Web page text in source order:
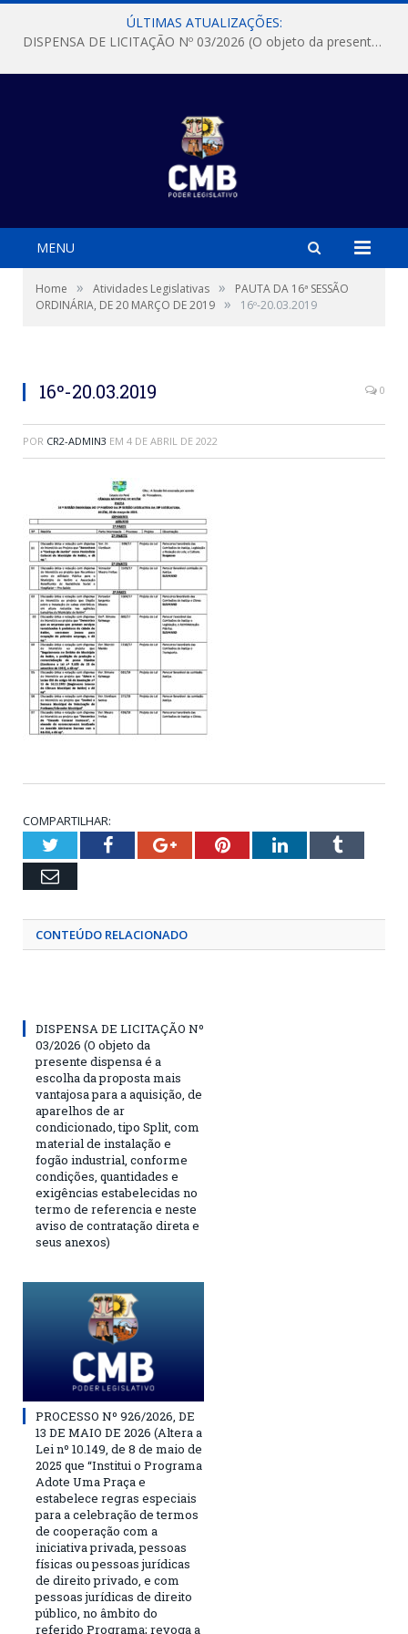
ÚLTIMAS ATUALIZAÇÕES:
DISPENSA DE LICITAÇÃO Nº 03/2026 (O objeto da presente dispensa é a escolha da proposta mais vantajosa para a aquisição, de aparelhos de ar condicionado, tipo Split, com material de instalação e fogão industrial, conforme condições, quantidades e exigências estabelecidas no termo de referencia e neste aviso de contratação direta e seus anexos)
MENU
Home » Atividades Legislativas »
PAUTA DA 16ª SESSÃO
ORDINÁRIA, DE 20 MARÇO DE 2019 » 16º-20.03.2019
16º-20.03.2019 0
POR CR2-ADMIN3 EM 4 DE ABRIL DE 2022
COMPARTILHAR:
TwitterFacebookGoogle+PinterestLinkedInTumblr
Email
CONTEÚDO RELACIONADO
DISPENSA DE LICITAÇÃO Nº
03/2026 (O objeto da
presente dispensa é a
escolha da proposta mais
vantajosa para a aquisição, de
aparelhos de ar
condicionado, tipo Split, com
material de instalação e
fogão industrial, conforme
condições, quantidades e
exigências estabelecidas no
termo de referencia e neste
aviso de contratação direta e
seus anexos)
PROCESSO Nº 926/2026, DE
13 DE MAIO DE 2026 (Altera a
Lei nº 10.149, de 8 de maio de
2025 que “Institui o Programa
Adote Uma Praça e
estabelece regras especiais
para a celebração de termos
de cooperação com a
iniciativa privada, pessoas
físicas ou pessoas jurídicas
de direito privado, e com
pessoas jurídicas de direito
público, no âmbito do
referido Programa; revoga a